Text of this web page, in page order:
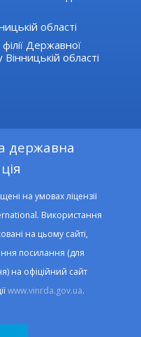
області
Державної
області
державна
на умовах ліцензії
Використання
на цьому сайті,
посилання (для
на офіційний сайт
www.vinrda.gov.ua.